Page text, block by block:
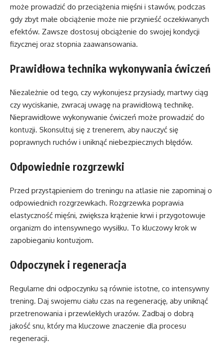
może prowadzić do przeciążenia mięśni i stawów, podczas
gdy zbyt małe obciążenie może nie przynieść oczekiwanych
efektów. Zawsze dostosuj obciążenie do swojej kondycji
fizycznej oraz stopnia zaawansowania.
Prawidłowa technika wykonywania ćwiczeń
Niezależnie od tego, czy wykonujesz przysiady, martwy ciąg
czy wyciskanie, zwracaj uwagę na prawidłową technikę.
Nieprawidłowe wykonywanie ćwiczeń może prowadzić do
kontuzji. Skonsultuj się z trenerem, aby nauczyć się
poprawnych ruchów i uniknąć niebezpiecznych błędów.
Odpowiednie rozgrzewki
Przed przystąpieniem do treningu na atlasie nie zapominaj o
odpowiednich rozgrzewkach. Rozgrzewka poprawia
elastyczność mięśni, zwiększa krążenie krwi i przygotowuje
organizm do intensywnego wysiłku. To kluczowy krok w
zapobieganiu kontuzjom.
Odpoczynek i regeneracja
Regularne dni odpoczynku są równie istotne, co intensywny
trening. Daj swojemu ciału czas na regenerację, aby uniknąć
przetrenowania i przewlekłych urazów. Zadbaj o dobrą
jakość snu, który ma kluczowe znaczenie dla procesu
regeneracji.